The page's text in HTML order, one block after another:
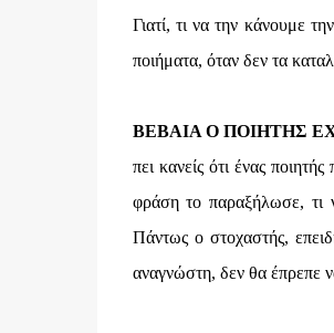
Γιατί, τι να την κάνουμε
ποιήματα, όταν δεν τα
ΒΕΒΑΙΑ Ο ΠΟΙΗΤΗΣ
πει κανείς ότι ένας
φράση το παραξήλωσε, τι
Πάντως ο στοχαστής,
αναγνώστη, δεν θα έπρεπε